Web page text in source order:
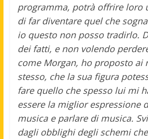
programma, potrà offrire loro
di far diventare quel che
io questo non posso tradirlo.
dei fatti, e non volendo
come Morgan, ho proposto ai
stesso, che la sua figura
fare quello che spesso lui mi
essere la miglior espressione
musica e parlare di musica.
dagli obblighi degli schemi